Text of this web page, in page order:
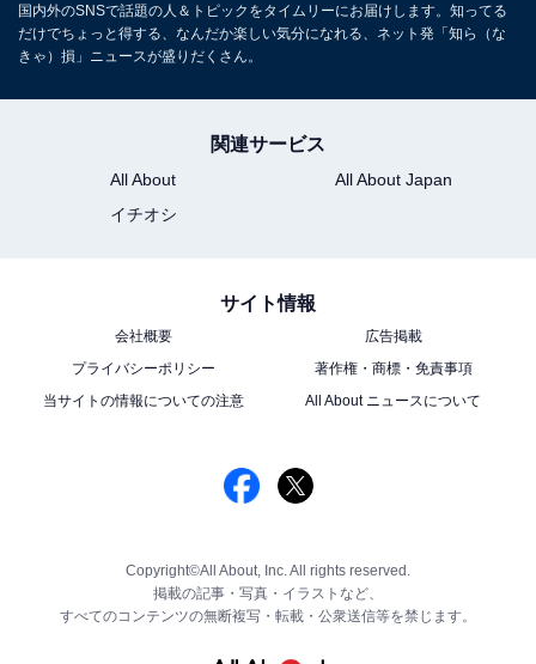
国内外のSNSで話題の人＆トピックをタイムリーにお届けします。知ってる
だけでちょっと得する、なんだか楽しい気分になれる、ネット発「知ら（な
きゃ）損」ニュースが盛りだくさん。
関連サービス
All About
All About Japan
イチオシ
サイト情報
会社概要
広告掲載
プライバシーポリシー
著作権・商標・免責事項
当サイトの情報についての注意
All About ニュースについて
Copyright©All About, Inc. All rights reserved.
掲載の記事・写真・イラストなど、
すべてのコンテンツの無断複写・転載・公衆送信等を禁じます。